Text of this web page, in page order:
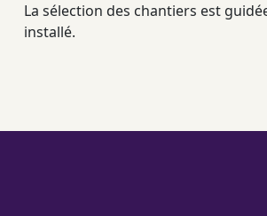
La sélection des chantiers est
installé.